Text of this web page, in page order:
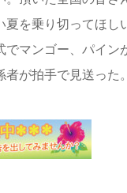
を乗り切ってほし
マンゴー、パイン
が拍手で見送った。